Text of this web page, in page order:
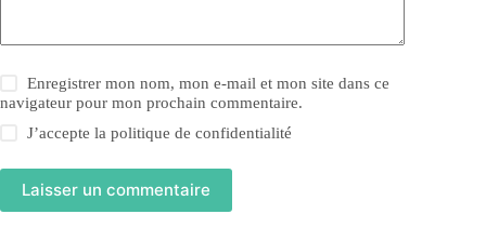
Enregistrer mon nom, mon e-mail et mon site dans ce
navigateur pour mon prochain commentaire.
J’accepte lapolitique de confidentialité
Laisser un commentaire